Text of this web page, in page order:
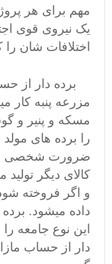
مهم برای هر
یک نیروی قوی
اختلافات شان را
برده دار از
مزرعه پنبه کار
مسکه و پنیر و
را برده های مولد
ضرورت شخصی
کالای دیگر
و اگر فروخته
داده میشود.
این نوع جامعه
دار از حساب